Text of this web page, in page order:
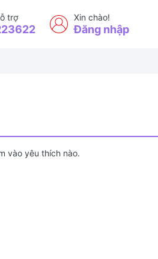
trợ Xin chào!
Đăng nhập
vào yêu thích nào.